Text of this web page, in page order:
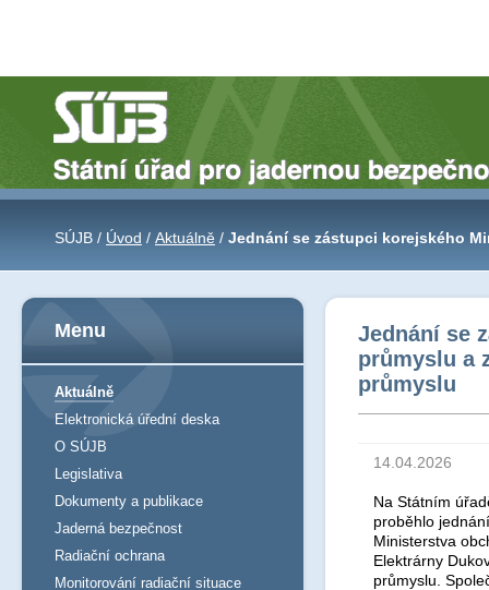
SÚJB / Úvod / Aktuálně / Jednání se zástupci korejského
Jednání se
průmyslu a
průmyslu
14.04.2026
Na Státním
proběhlo
Ministerstva
Elektrárny
průmyslu.
Menu
Aktuálně
Elektronická úřední deska
O SÚJB
Legislativa
Dokumenty a publikace
Jaderná bezpečnost
Radiační ochrana
Monitorování radiační situace